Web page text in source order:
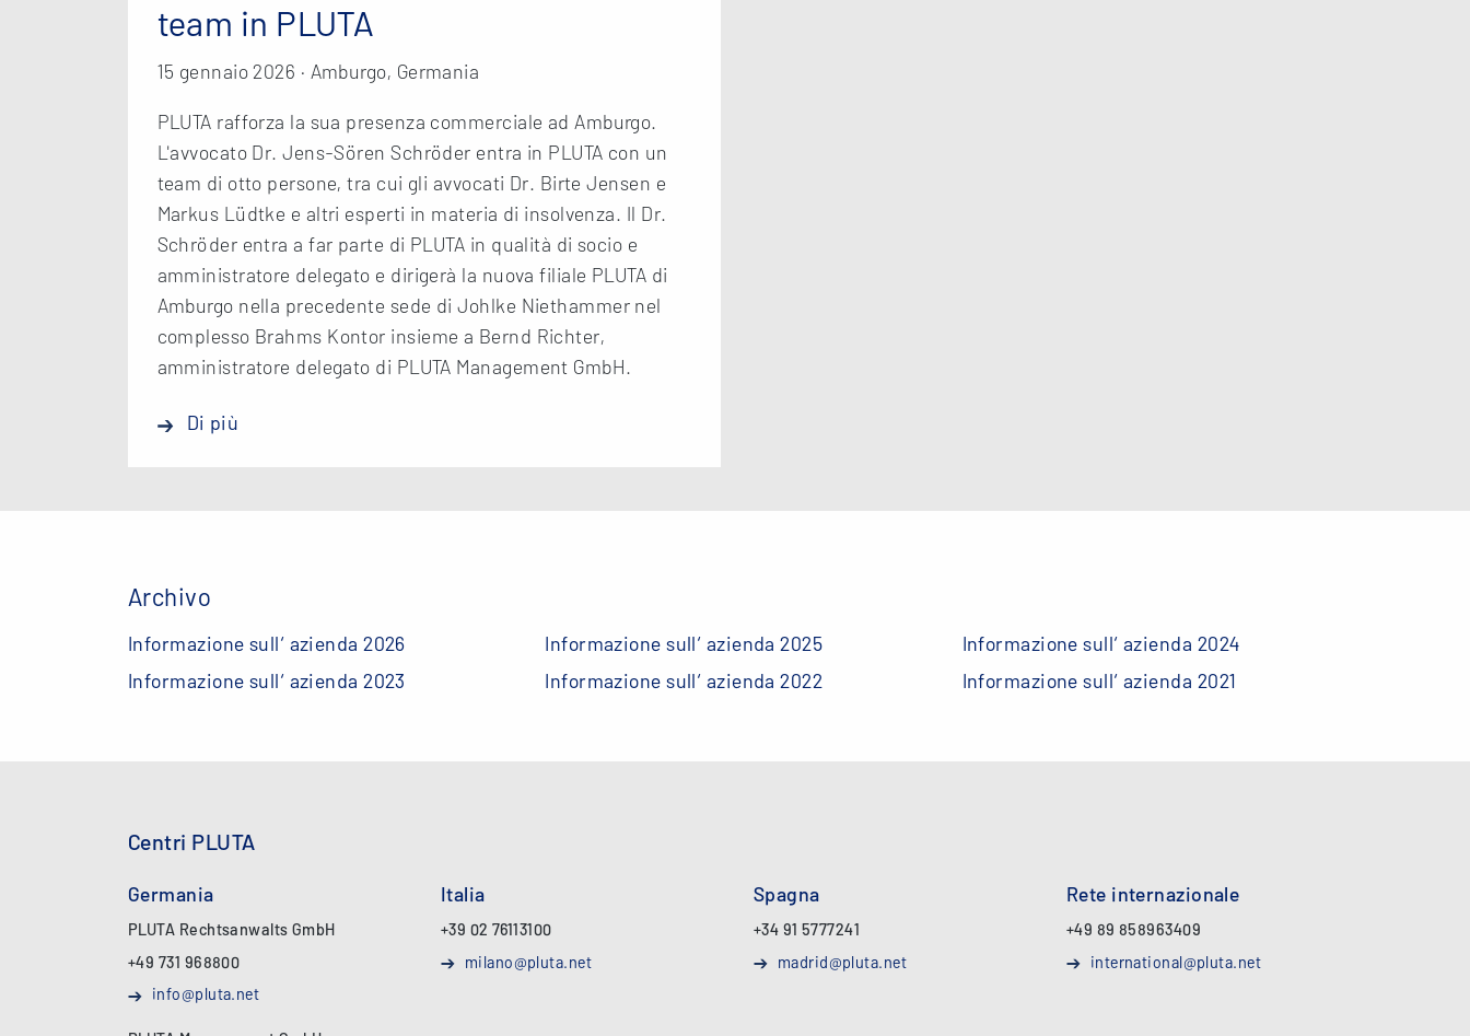
team in PLUTA
15 gennaio 2026 · Amburgo, Germania
PLUTA rafforza la sua presenza commerciale ad Amburgo.
L'avvocato Dr. Jens-Sören Schröder entra in PLUTA con un
team di otto persone, tra cui gli avvocati Dr. Birte Jensen e
Markus Lüdtke e altri esperti in materia di insolvenza. Il Dr.
Schröder entra a far parte di PLUTA in qualità di socio e
amministratore delegato e dirigerà la nuova filiale PLUTA di
Amburgo nella precedente sede di Johlke Niethammer nel
complesso Brahms Kontor insieme a Bernd Richter,
amministratore delegato di PLUTA Management GmbH.
Di più
Archivo
Informazione sull‘ azienda 2026 Informazione sull‘ azienda 2025
Informazione sull‘ azienda 2024
Informazione sull‘ azienda 2023
Informazione sull‘ azienda 2022 Informazione sull‘ azienda 2021
Centri PLUTA
Germania
PLUTA Rechtsanwalts GmbH
+49 731 968800
info@pluta.net
Italia
+39 02 76113100
milano@pluta.net
Spagna
+34 91 5777241
madrid@pluta.net
Rete internazionale
+49 89 858963409
international@pluta.net